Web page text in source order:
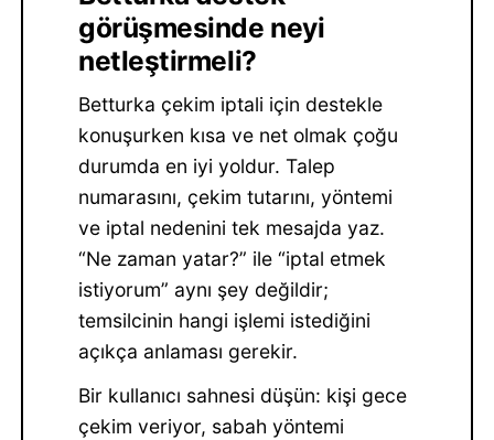
görüşmesinde neyi
netleştirmeli?
Betturka çekim iptali için destekle
konuşurken kısa ve net olmak çoğu
durumda en iyi yoldur. Talep
numarasını, çekim tutarını, yöntemi
ve iptal nedenini tek mesajda yaz.
“Ne zaman yatar?” ile “iptal etmek
istiyorum” aynı şey değildir;
temsilcinin hangi işlemi istediğini
açıkça anlaması gerekir.
Bir kullanıcı sahnesi düşün: kişi gece
çekim veriyor, sabah yöntemi